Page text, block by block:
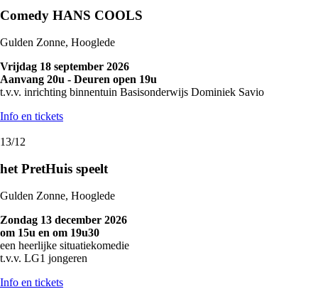
Comedy HANS COOLS
Gulden Zonne, Hooglede
Vrijdag 18 september 2026
Aanvang 20u - Deuren open 19u
t.v.v. inrichting binnentuin Basisonderwijs Dominiek Savio
Info en tickets
13/12
het PretHuis speelt
Gulden Zonne, Hooglede
Zondag 13 december 2026
om 15u en om 19u30
een heerlijke situatiekomedie
t.v.v. LG1 jongeren
Info en tickets